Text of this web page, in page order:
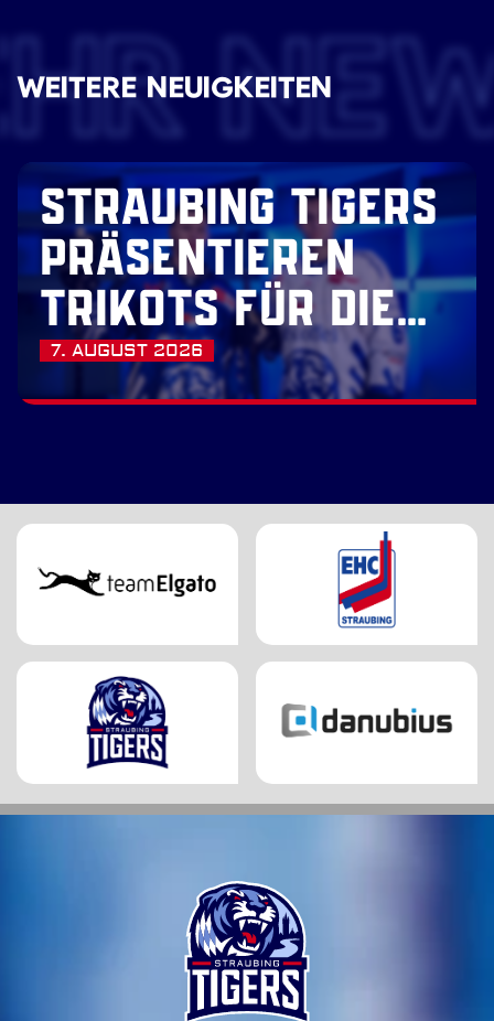
WEITERE NEUIGKEITEN
STRAUBING TIGERS
PRÄSENTIEREN
TRIKOTS FÜR DIE
SAISON 2026/27
7. AUGUST 2026